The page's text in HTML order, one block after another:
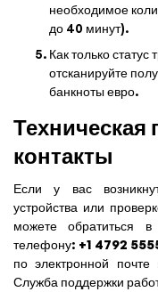
необходимое
до 40 минут).
Как только
отсканируйте
банкноты евро.
Техническая
контакты
Если у вас
устройства или
можете обратиться
телефону: +1 4792
по электронной
Служба поддержки